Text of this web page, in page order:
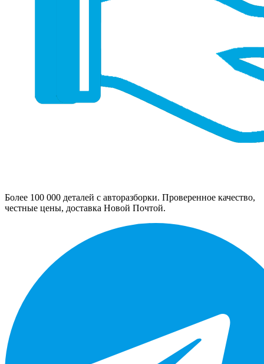
Более 100 000 деталей с авторазборки. Проверенное качество,
честные цены, доставка Новой Почтой.